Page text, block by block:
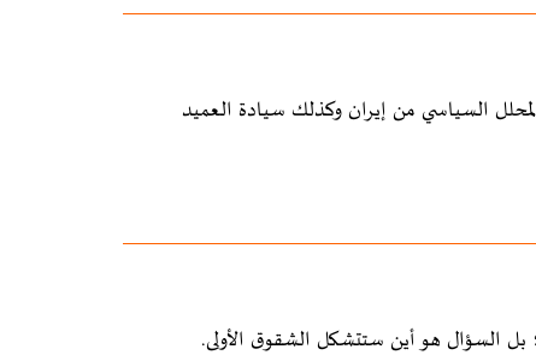
السياسي من إيران وكذلك سيادة العميد
السؤال هو أين ستتشكل الشقوق الأولى.